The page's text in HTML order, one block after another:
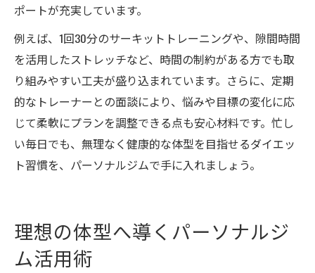
ポートが充実しています。
例えば、1回30分のサーキットトレーニングや、隙間時間
を活用したストレッチなど、時間の制約がある方でも取
り組みやすい工夫が盛り込まれています。さらに、定期
的なトレーナーとの面談により、悩みや目標の変化に応
じて柔軟にプランを調整できる点も安心材料です。忙し
い毎日でも、無理なく健康的な体型を目指せるダイエッ
ト習慣を、パーソナルジムで手に入れましょう。
理想の体型へ導くパーソナルジ
ム活用術